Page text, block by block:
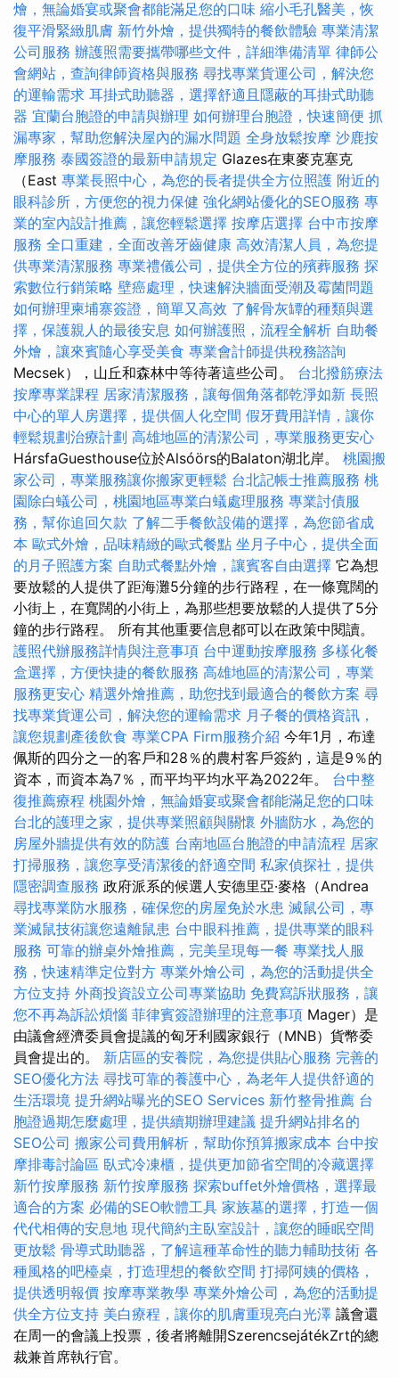
燴，無論婚宴或聚會都能滿足您的口味 縮小毛孔醫美，恢
復平滑緊緻肌膚 新竹外燴，提供獨特的餐飲體驗 專業清潔
公司服務 辦護照需要攜帶哪些文件，詳細準備清單 律師公
會網站，查詢律師資格與服務 尋找專業貨運公司，解決您
的運輸需求 耳掛式助聽器，選擇舒適且隱蔽的耳掛式助聽
器 宜蘭台胞證的申請與辦理 如何辦理台胞證，快速簡便 抓
漏專家，幫助您解決屋內的漏水問題 全身放鬆按摩 沙鹿按
摩服務 泰國簽證的最新申請規定 Glazes在東麥克塞克
（East 專業長照中心，為您的長者提供全方位照護 附近的
眼科診所，方便您的視力保健 強化網站優化的SEO服務 專
業的室內設計推薦，讓您輕鬆選擇 按摩店選擇 台中市按摩
服務 全口重建，全面改善牙齒健康 高效清潔人員，為您提
供專業清潔服務 專業禮儀公司，提供全方位的殯葬服務 探
索數位行銷策略 壁癌處理，快速解決牆面受潮及霉菌問題
如何辦理柬埔寨簽證，簡單又高效 了解骨灰罈的種類與選
擇，保護親人的最後安息 如何辦護照，流程全解析 自助餐
外燴，讓來賓隨心享受美食 專業會計師提供稅務諮詢
Mecsek），山丘和森林中等待著這些公司。 台北撥筋療法
按摩專業課程 居家清潔服務，讓每個角落都乾淨如新 長照
中心的單人房選擇，提供個人化空間 假牙費用詳情，讓你
輕鬆規劃治療計劃 高雄地區的清潔公司，專業服務更安心
HársfaGuesthouse位於Alsóörs的Balaton湖北岸。 桃園搬
家公司，專業服務讓你搬家更輕鬆 台北記帳士推薦服務 桃
園除白蟻公司，桃園地區專業白蟻處理服務 專業討債服
務，幫你追回欠款 了解二手餐飲設備的選擇，為您節省成
本 歐式外燴，品味精緻的歐式餐點 坐月子中心，提供全面
的月子照護方案 自助式餐點外燴，讓賓客自由選擇 它為想
要放鬆的人提供了距海灘5分鐘的步行路程，在一條寬闊的
小街上，在寬闊的小街上，為那些想要放鬆的人提供了5分
鐘的步行路程。 所有其他重要信息都可以在政策中閱讀。
護照代辦服務詳情與注意事項 台中運動按摩服務 多樣化餐
盒選擇，方便快捷的餐飲服務 高雄地區的清潔公司，專業
服務更安心 精選外燴推薦，助您找到最適合的餐飲方案 尋
找專業貨運公司，解決您的運輸需求 月子餐的價格資訊，
讓您規劃產後飲食 專業CPA Firm服務介紹 今年1月，布達
佩斯的四分之一的客戶和28％的農村客戶簽約，這是9％的
資本，而資本為7％，而平均平均水平為2022年。 台中整
復推薦療程 桃園外燴，無論婚宴或聚會都能滿足您的口味
台北的護理之家，提供專業照顧與關懷 外牆防水，為您的
房屋外牆提供有效的防護 台南地區台胞證的申請流程 居家
打掃服務，讓您享受清潔後的舒適空間 私家偵探社，提供
隱密調查服務 政府派系的候選人安德里亞·麥格（Andrea
尋找專業防水服務，確保您的房屋免於水患 滅鼠公司，專
業滅鼠技術讓您遠離鼠患 台中眼科推薦，提供專業的眼科
服務 可靠的辦桌外燴推薦，完美呈現每一餐 專業找人服
務，快速精準定位對方 專業外燴公司，為您的活動提供全
方位支持 外商投資設立公司專業協助 免費寫訴狀服務，讓
您不再為訴訟煩惱 菲律賓簽證辦理的注意事項 Mager）是
由議會經濟委員會提議的匈牙利國家銀行（MNB）貨幣委
員會提出的。 新店區的安養院，為您提供貼心服務 完善的
SEO優化方法 尋找可靠的養護中心，為老年人提供舒適的
生活環境 提升網站曝光的SEO Services 新竹整骨推薦 台
胞證過期怎麼處理，提供續期辦理建議 提升網站排名的
SEO公司 搬家公司費用解析，幫助你預算搬家成本 台中按
摩排毒討論區 臥式冷凍櫃，提供更加節省空間的冷藏選擇
新竹按摩服務 新竹按摩服務 探索buffet外燴價格，選擇最
適合的方案 必備的SEO軟體工具 家族墓的選擇，打造一個
代代相傳的安息地 現代簡約主臥室設計，讓您的睡眠空間
更放鬆 骨導式助聽器，了解這種革命性的聽力輔助技術 各
種風格的吧檯桌，打造理想的餐飲空間 打掃阿姨的價格，
提供透明報價 按摩專業教學 專業外燴公司，為您的活動提
供全方位支持 美白療程，讓你的肌膚重現亮白光澤 議會還
在周一的會議上投票，後者將離開SzerencsejátékZrt的總
裁兼首席執行官。